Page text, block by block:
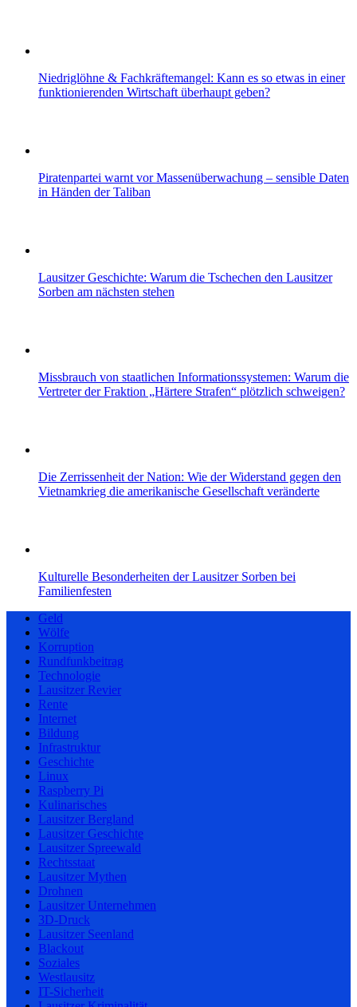
Niedriglöhne & Fachkräftemangel: Kann es so etwas in einer
funktionierenden Wirtschaft überhaupt geben?
Piratenpartei warnt vor Massenüberwachung – sensible Daten
in Händen der Taliban
Lausitzer Geschichte: Warum die Tschechen den Lausitzer
Sorben am nächsten stehen
Missbrauch von staatlichen Informationssystemen: Warum die
Vertreter der Fraktion „Härtere Strafen“ plötzlich schweigen?
Die Zerrissenheit der Nation: Wie der Widerstand gegen den
Vietnamkrieg die amerikanische Gesellschaft veränderte
Kulturelle Besonderheiten der Lausitzer Sorben bei
Familienfesten
Geld
Wölfe
Korruption
Rundfunkbeitrag
Technologie
Lausitzer Revier
Rente
Internet
Bildung
Infrastruktur
Geschichte
Linux
Raspberry Pi
Kulinarisches
Lausitzer Bergland
Lausitzer Geschichte
Lausitzer Spreewald
Rechtsstaat
Lausitzer Mythen
Drohnen
Lausitzer Unternehmen
3D-Druck
Lausitzer Seenland
Blackout
Soziales
Westlausitz
IT-Sicherheit